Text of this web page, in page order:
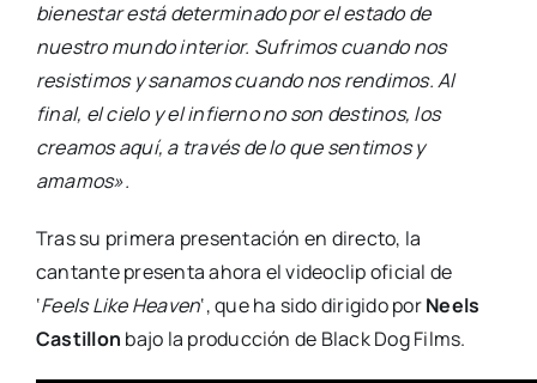
bienestar está determinado por el estado de
nuestro mundo interior. Sufrimos cuando nos
resistimos y sanamos cuando nos rendimos. Al
final, el cielo y el infierno no son destinos, los
creamos aquí, a través de lo que sentimos y
amamos».
Tras su primera presentación en directo, la
cantante presenta ahora el videoclip oficial de
‘Feels Like Heaven‘, que ha sido dirigido porNeels
Castillon bajo la producción de Black Dog Films.